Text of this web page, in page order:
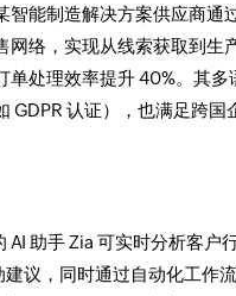
智能制造解决方案供应商通
网络，实现从线索获取到生
单处理效率提升 40%。其多
GDPR 认证），也满足跨国
AI 助手 Zia 可实时分析客户
议，同时通过自动化工作